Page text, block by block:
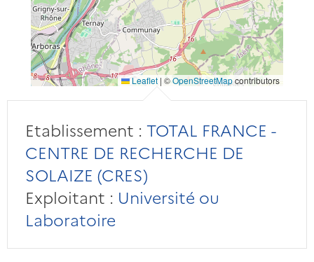
Leaflet | ©OpenStreetMapcontributors
Etablissement : TOTAL FRANCE -
CENTRE DE RECHERCHE DE
SOLAIZE (CRES)
Exploitant : Université ou
Laboratoire